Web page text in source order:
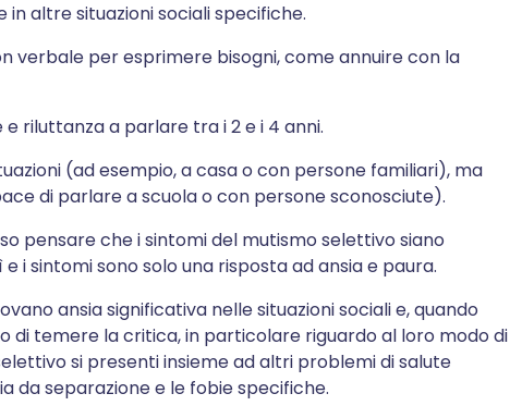
altre situazioni sociali specifiche.
verbale per esprimere bisogni, come annuire con la
riluttanza a parlare tra i 2 e i 4 anni.
(ad esempio, a casa o con persone familiari), ma
di parlare a scuola o con persone sconosciute).
pensare che i sintomi del mutismo selettivo siano
i sintomi sono solo una risposta ad ansia e paura.
ansia significativa nelle situazioni sociali e, quando
di temere la critica, in particolare riguardo al loro modo di
si presenti insieme ad altri problemi di salute
da separazione e le fobie specifiche.